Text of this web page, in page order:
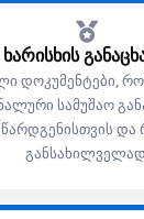
დოკუმენტები,
სამუშაო
და